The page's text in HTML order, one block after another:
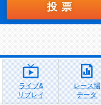
投票
ライブ&
リプレイ
レース場
データ